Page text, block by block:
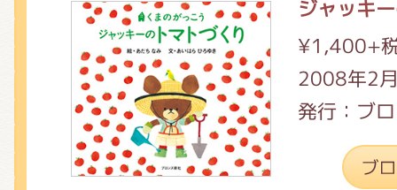
ジャッキ
¥1,400+
2008年2
発行：ブ